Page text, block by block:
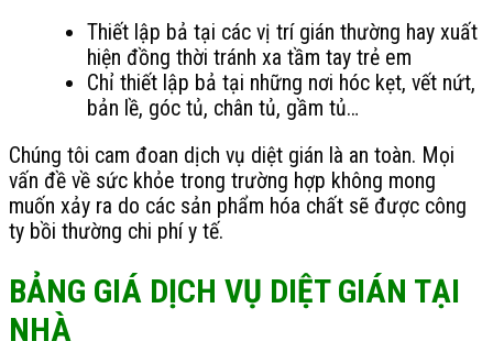
Thiết lập bả tại các vị trí gián thường hay xuất
hiện đồng thời tránh xa tầm tay trẻ em
Chỉ thiết lập bả tại những nơi hóc kẹt, vết nứt,
bản lề, góc tủ, chân tủ, gầm tủ…
Chúng tôi cam đoan dịch vụ diệt gián là an toàn. Mọi
vấn đề về sức khỏe trong trường hợp không mong
muốn xảy ra do các sản phẩm hóa chất sẽ được công
ty bồi thường chi phí y tế.
BẢNG GIÁ DỊCH VỤ DIỆT GIÁN TẠI
NHÀ